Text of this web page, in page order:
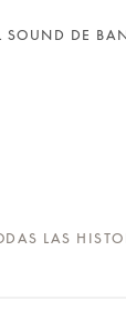
SOUND DE
LAS